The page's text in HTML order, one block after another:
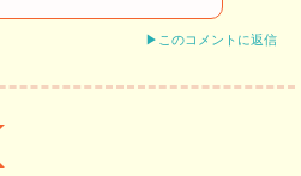
▶このコメントに返信